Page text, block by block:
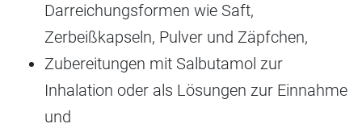
Darreichungsformen wie Saft,
Zerbeißkapseln, Pulver und Zäpfchen,
Zubereitungen mit Salbutamol zur
Inhalation oder als Lösungen zur Einnahme
und